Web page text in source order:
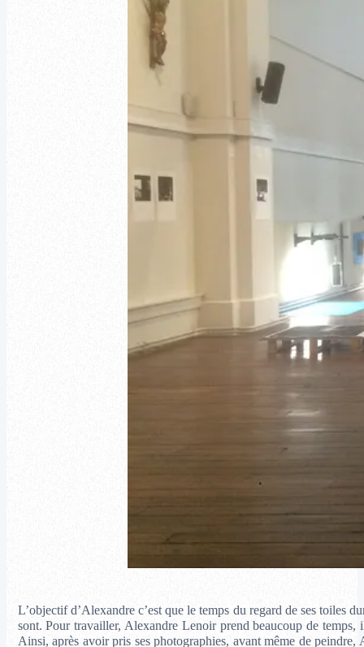
L’objectif d’Alexandre c’est que le temps du regard de ses toiles
sont. Pour travailler, Alexandre Lenoir prend beaucoup de
Ainsi, après avoir pris ses photographies, avant même de